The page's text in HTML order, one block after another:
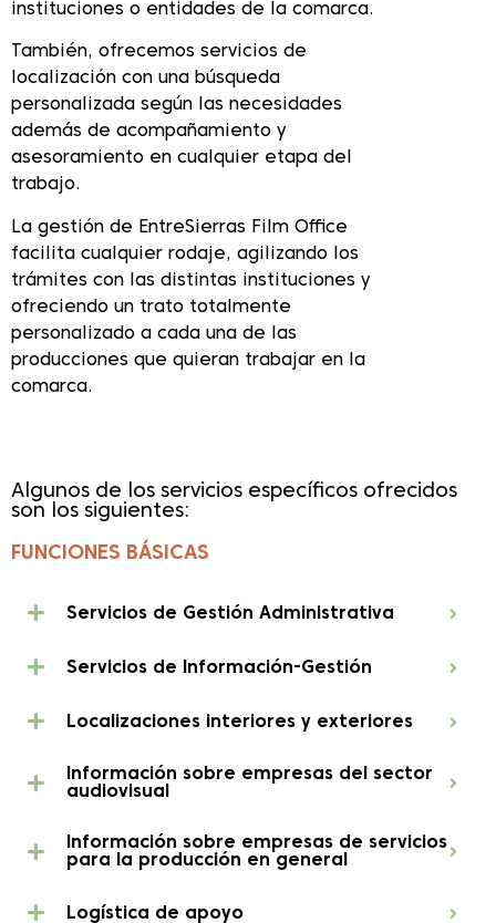
instituciones o entidades de la comarca.
También, ofrecemos servicios de
localización con una búsqueda
personalizada según las necesidades
además de acompañamiento y
asesoramiento en cualquier etapa del
trabajo.
La gestión de EntreSierras Film Office
facilita cualquier rodaje, agilizando los
trámites con las distintas instituciones y
ofreciendo un trato totalmente
personalizado a cada una de las
producciones que quieran trabajar en la
comarca.
Algunos de los servicios específicos ofrecidos
son los siguientes:
FUNCIONES BÁSICAS
Servicios de Gestión Administrativa
Servicios de Información-Gestión
Localizaciones interiores y exteriores
Información sobre empresas del sector
audiovisual
Información sobre empresas de servicios
para la producción en general
Logística de apoyo